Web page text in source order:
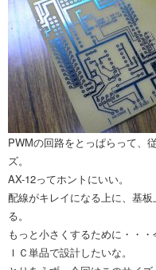
PWMの回路をとっぱらって、
ズ。
AX-12ってホントにいい。
配線がキレイになる上に、基
る。
もっと小さくするために・・
ＩＣ単品で設計したいな。